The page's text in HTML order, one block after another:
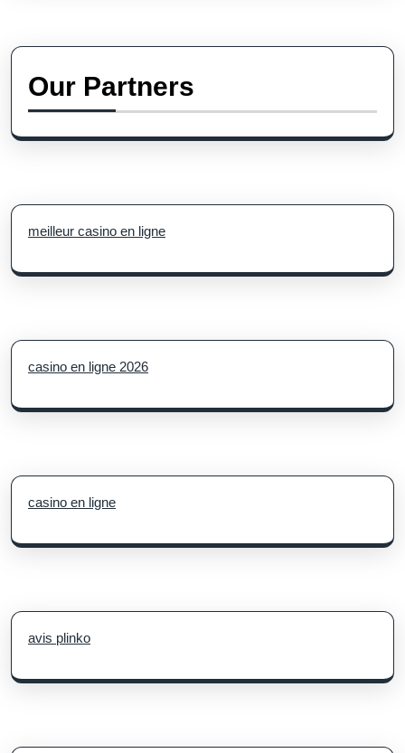
Our Partners
meilleur casino en ligne
casino en ligne 2026
casino en ligne
avis plinko